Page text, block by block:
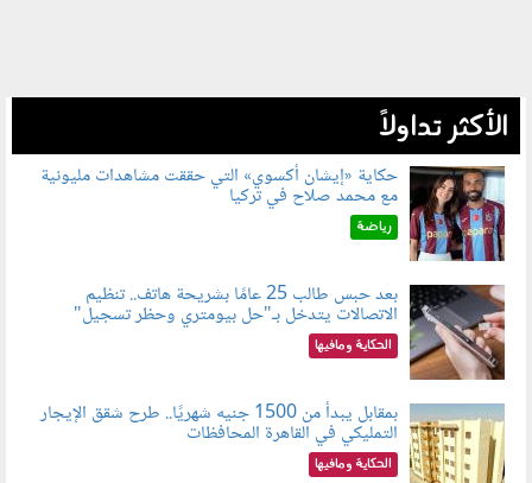
الأكثر تداولاً
080802.jpg
حكاية «إيشان أكسوي» التي حققت مشاهدات مليونية
مع محمد صلاح في تركيا
رياضة
080803.jpg
بعد حبس طالب 25 عامًا بشريحة هاتف.. تنظيم
الاتصالات يتدخل بـ"حل بيومتري وحظر تسجيل"
الحكاية ومافيها
080801.jpg
بمقابل يبدأ من 1500 جنيه شهريًا.. طرح شقق الإيجار
التمليكي في القاهرة المحافظات
الحكاية ومافيها